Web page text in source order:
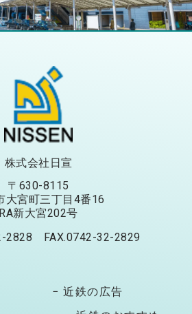
株式会社日宣
〒630-8115
大宮町三丁目4番16
RA新大宮202号
2828 FAX.0742-32-2829
− 近鉄の広告